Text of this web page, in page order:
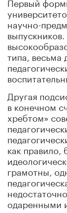
научно-
типа, весьма
Другая
в конечном
хребтом»
как правило,
грамотны,
одаренными